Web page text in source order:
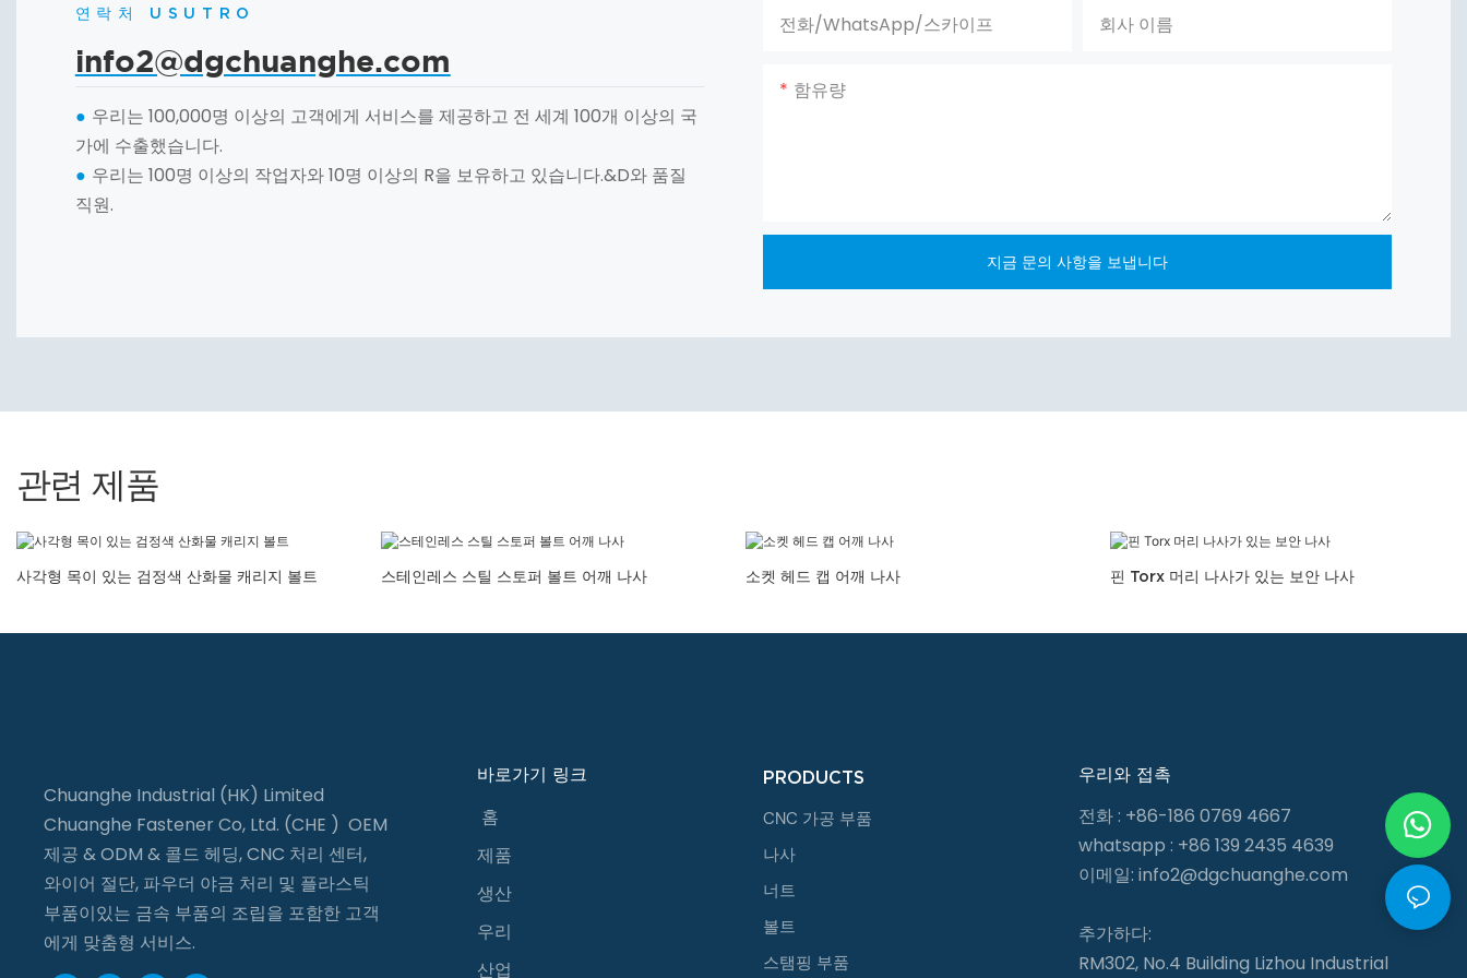
연락처 USUTRO
info2@dgchuanghe.com
● 우리는 100,000명 이상의 고객에게 서비스를 제공하고 전 세계 100개 이상의 국
가에 수출했습니다.
● 우리는 100명 이상의 작업자와 10명 이상의 R을 보유하고 있습니다.&D와 품질
직원.
전화/WhatsApp/스카이프 회사 이름
함유량
지금 문의 사항을 보냅니다
관련 제품
사각형 목이 있는 검정색 산화물 캐리지 볼트 스테인레스 스틸 스토퍼 볼트 어깨 나사 소켓 헤드 캡 어깨 나사 핀 Torx 머리 나사가 있는 보안 나사
Chuanghe Industrial (HK) Limited
Chuanghe Fastener Co, Ltd. (CHE ) OEM
제공 & ODM & 콜드 헤딩, CNC 처리 센터,
와이어 절단, 파우더 야금 처리 및 플라스틱
부품이있는 금속 부품의 조립을 포함한 고객
에게 맞춤형 서비스.
바로가기 링크
홈
제품
생산
우리
산업
PRODUCTS
CNC 가공 부품
나사
너트
볼트
스탬핑 부품
우리와 접촉
전화 : +86-186 0769 4667
whatsapp : +86 139 2435 4639
이메일: info2@dgchuanghe.com
추가하다:
RM302, No.4 Building Lizhou Industrial